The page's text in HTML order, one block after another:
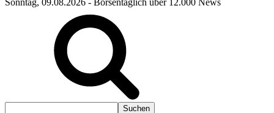
Sonntag, 09.08.2026 - Börsentäglich über 12.000 News